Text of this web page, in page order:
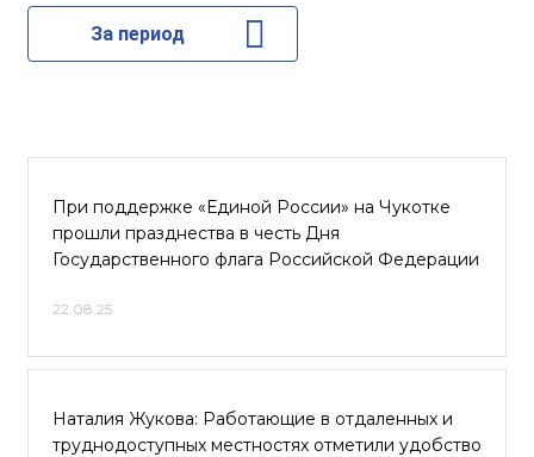
За период
При поддержке «Единой России» на Чукотке
прошли празднества в честь Дня
Государственного флага Российской Федерации
22.08.25
Наталия Жукова: Работающие в отдаленных и
труднодоступных местностях отметили удобство